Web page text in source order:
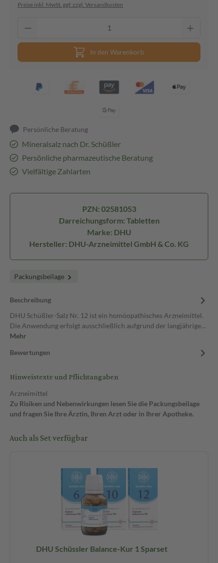
Preise inkl. MwSt. ggf. zzgl. Versandkosten
In den Warenkorb
Persönliche Beratung
Mineralsalz nach Dr. Schüßler
Persönliche pharmazeutische Beratung
Vielfältige Zahlarten
PZN: 02581053
Darreichungsform: Tabletten
Marke: DHU
Hersteller: DHU-Arzneimittel GmbH & Co. KG
Packungsbeilage
Beschreibung
DHU Schüßler-Salz Nr. 12 ist ein homöopathisches Arzneimittel.
Die Anwendung erfolgt ausschließlich aufgrund der langjährige…
Mehr
Bewertungen
Hinweistexte und Pflichtangaben
Arzneimittel
Zu Risiken und Nebenwirkungen lesen Sie die Packungsbeilage
und fragen Sie Ihre Ärztin, Ihren Arzt oder in Ihrer Apotheke.
Auch als Set verfügbar
DHU Schüssler Balance-Kur 1 Sparset